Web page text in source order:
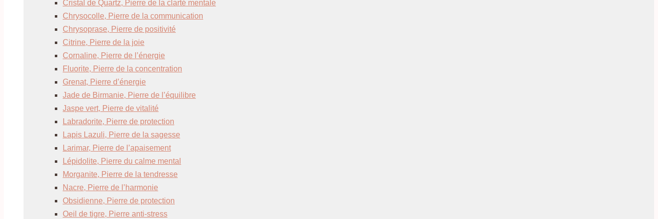
Cristal de Quartz, Pierre de la clarté mentale
Chrysocolle, Pierre de la communication
Chrysoprase, Pierre de positivité
Citrine, Pierre de la joie
Cornaline, Pierre de l’énergie
Fluorite, Pierre de la concentration
Grenat, Pierre d’énergie
Jade de Birmanie, Pierre de l’équilibre
Jaspe vert, Pierre de vitalité
Labradorite, Pierre de protection
Lapis Lazuli, Pierre de la sagesse
Larimar, Pierre de l’apaisement
Lépidolite, Pierre du calme mental
Morganite, Pierre de la tendresse
Nacre, Pierre de l’harmonie
Obsidienne, Pierre de protection
Oeil de tigre, Pierre anti-stress